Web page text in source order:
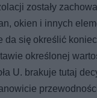
zostały
okien i innych
da się określić
określonej
U. brakuje tutaj